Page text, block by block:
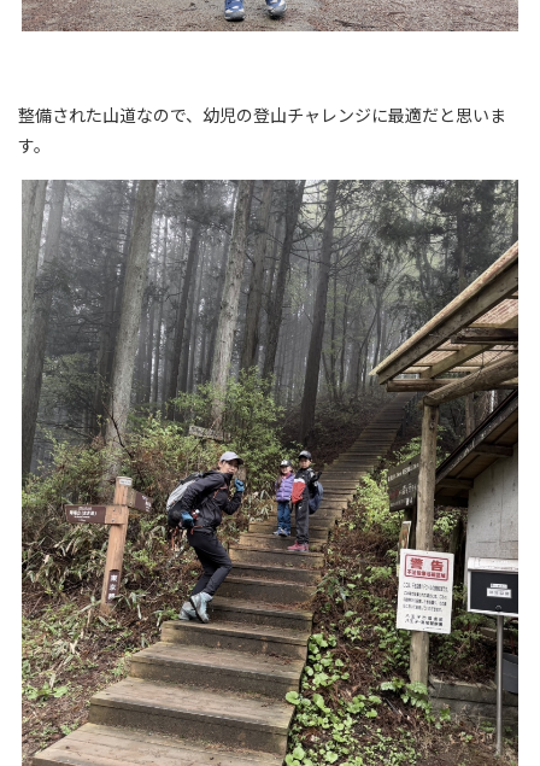
整備された山道なので、幼児の登山チャレンジに最適だと思いま
す。